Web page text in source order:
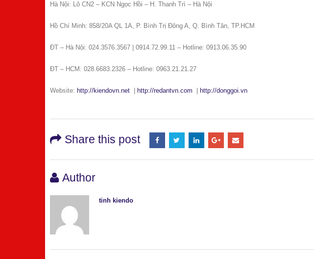
Hà Nội: Lô CN2 – KCN Ngọc Hồi – H. Thanh Trì – Hà Nội
Hồ Chí Minh: 858/20A QL 1A, P. Bình Trị Đông A, Q. Bình Tân, TP.HCM
ĐT – Hà Nội: 024.3576.3567 | 0914.72.99.11 – Hotline: 0913.06.35.90
ĐT – HCM: 028.6683.2326 – Hotline: 0963.21.21.27
Website: http://kiendovn.net http://redantvn.com http://donggoi.vn
Share this post
Author
tinh kiendo